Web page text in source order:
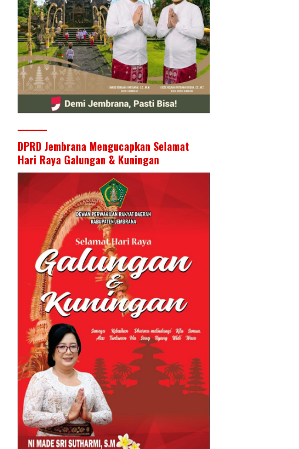
DPRD Jembrana Mengucapkan Selamat
Hari Raya Galungan & Kuningan